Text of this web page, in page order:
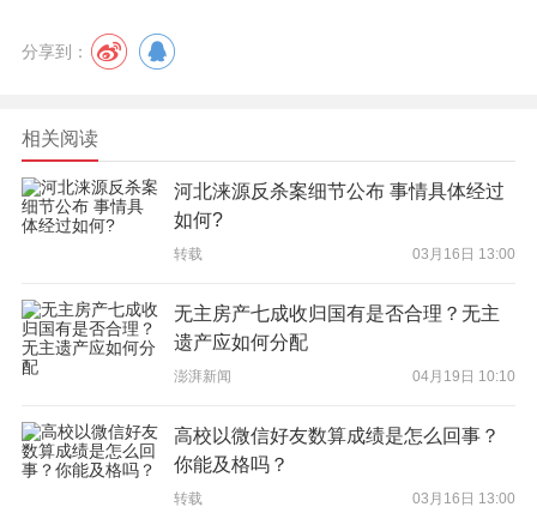
分享到：
相关阅读
河北涞源反杀案细节公布 事情具体经过
如何?
转载 03月16日 13:00
无主房产七成收归国有是否合理？无主
遗产应如何分配
澎湃新闻 04月19日 10:10
高校以微信好友数算成绩是怎么回事？
你能及格吗？
转载 03月16日 13:00